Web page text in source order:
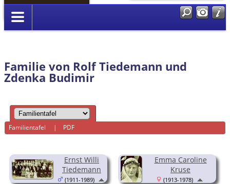
Anmelden
Familie von Rolf Tiedemann und
Zdenka Budimir
Familientafel | PDF
Ernst Willi
Tiedemann
(1911-1989)
Emma Caroline
Kruse
(1913-1978)